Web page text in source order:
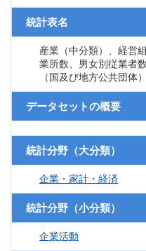
統計表名
産業（中分類）、経営
業所数、男女別従業者
（国及び地方公共団体
データセットの概要
統計分野（大分類）
企業・家計・経済
統計分野（小分類）
企業活動